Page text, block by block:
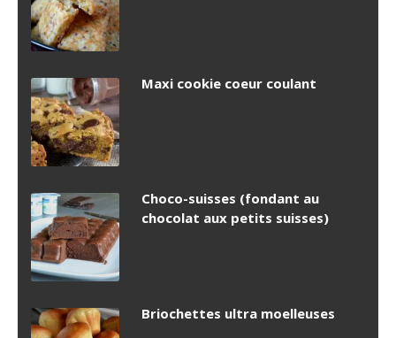
Maxi cookie coeur coulant
Choco-suisses (fondant au
chocolat aux petits suisses)
Briochettes ultra moelleuses